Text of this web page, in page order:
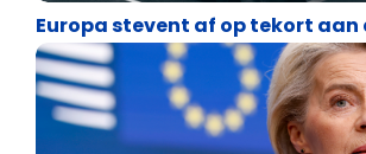
Europa stevent af op tekort aan